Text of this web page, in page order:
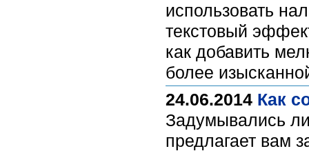
использовать
текстовый
как добавить
более
24.06.2014 Как
Задумывались
предлагает вам